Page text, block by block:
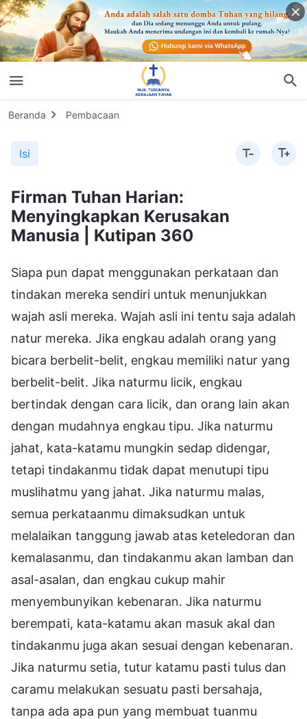
Beranda Pembacaan
Isi
Firman Tuhan Harian:
Menyingkapkan Kerusakan
Manusia | Kutipan 360
Siapa pun dapat menggunakan perkataan dan
tindakan mereka sendiri untuk menunjukkan
wajah asli mereka. Wajah asli ini tentu saja adalah
natur mereka. Jika engkau adalah orang yang
bicara berbelit-belit, engkau memiliki natur yang
berbelit-belit. Jika naturmu licik, engkau
bertindak dengan cara licik, dan orang lain akan
dengan mudahnya engkau tipu. Jika naturmu
jahat, kata-katamu mungkin sedap didengar,
tetapi tindakanmu tidak dapat menutupi tipu
muslihatmu yang jahat. Jika naturmu malas,
semua perkataanmu dimaksudkan untuk
melalaikan tanggung jawab atas keteledoran dan
kemalasanmu, dan tindakanmu akan lamban dan
asal-asalan, dan engkau cukup mahir
menyembunyikan kebenaran. Jika naturmu
berempati, kata-katamu akan masuk akal dan
tindakanmu juga akan sesuai dengan kebenaran.
Jika naturmu setia, tutur katamu pasti tulus dan
caramu melakukan sesuatu pasti bersahaja,
tanpa ada apa pun yang membuat tuanmu